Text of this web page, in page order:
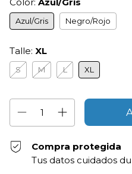
Azul/Gris Negro/Rojo
Talle: XL
S M L XL
Compra protegida
Tus datos cuidados